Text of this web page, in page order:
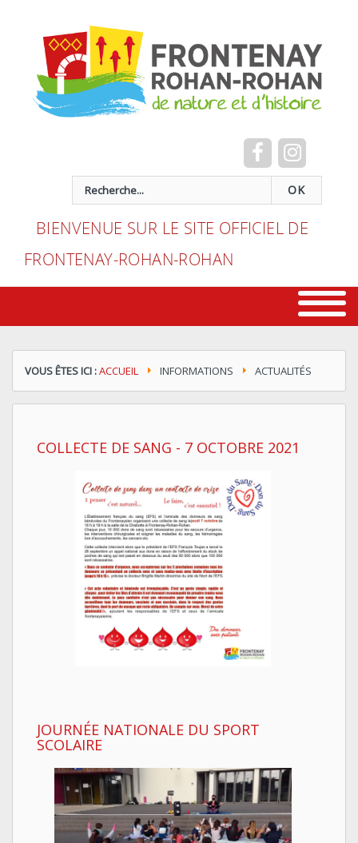
OK
BIENVENUE SUR LE SITE OFFICIEL DE
FRONTENAY-ROHAN-ROHAN
VOUS ÊTES ICI :ACCUEIL INFORMATIONS ACTUALITÉS
COLLECTE DE SANG - 7 OCTOBRE 2021
JOURNÉE NATIONALE DU SPORT
SCOLAIRE